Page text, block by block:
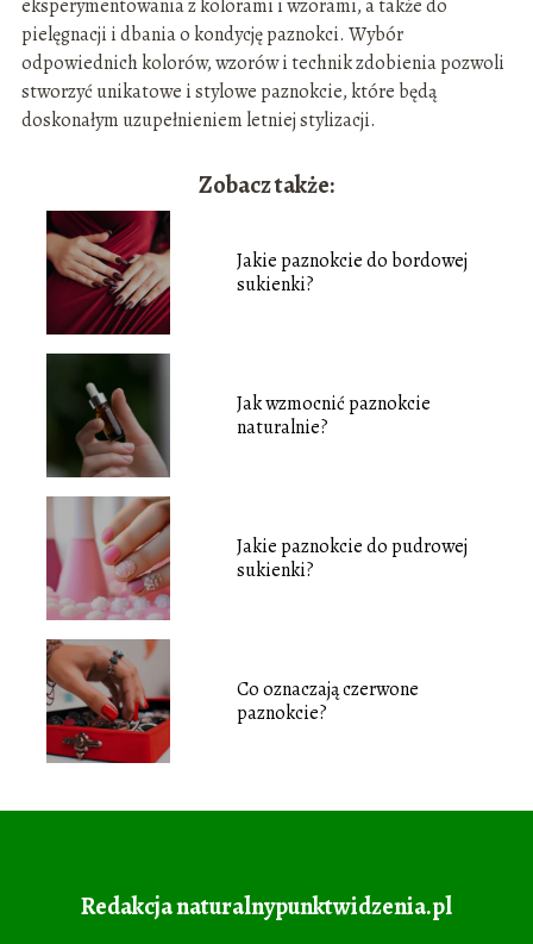
eksperymentowania z kolorami i wzorami, a także do
pielęgnacji i dbania o kondycję paznokci. Wybór
odpowiednich kolorów, wzorów i technik zdobienia pozwoli
stworzyć unikatowe i stylowe paznokcie, które będą
doskonałym uzupełnieniem letniej stylizacji.
Zobacz także:
Jakie paznokcie do bordowej
sukienki?
Jak wzmocnić paznokcie
naturalnie?
Jakie paznokcie do pudrowej
sukienki?
Co oznaczają czerwone
paznokcie?
Redakcja naturalnypunktwidzenia.pl